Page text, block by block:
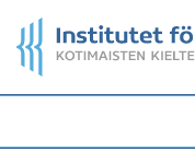
till
innehåll
Startsida